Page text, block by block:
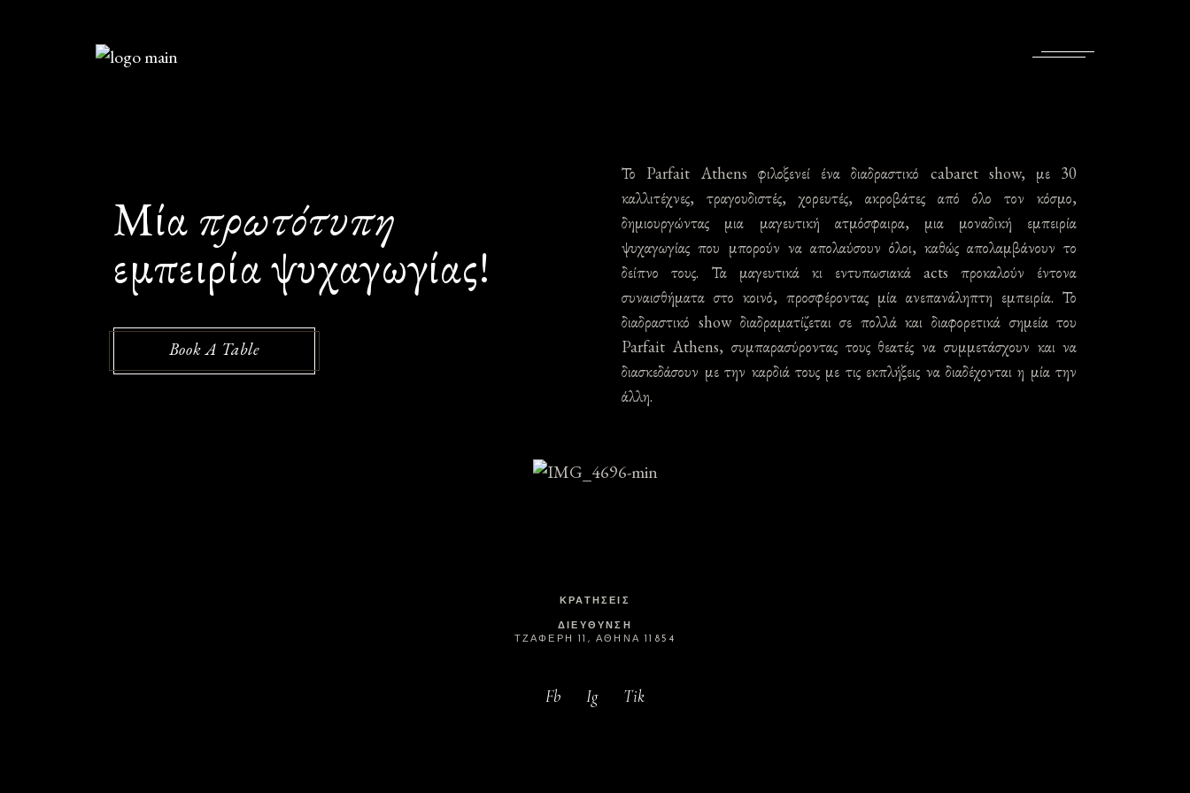
Μία πρωτότυπη
εμπειρία ψυχαγωγίας!
Book A Table
Το Parfait Athens φιλοξενεί ένα διαδραστικό cabaret show, με 30
καλλιτέχνες, τραγουδιστές, χορευτές, ακροβάτες από όλο τον κόσμο,
δημιουργώντας μια μαγευτική ατμόσφαιρα, μια μοναδική εμπειρία
ψυχαγωγίας που μπορούν να απολαύσουν όλοι, καθώς απολαμβάνουν το
δείπνο τους. Τα μαγευτικά κι εντυπωσιακά acts προκαλούν έντονα
συναισθήματα στο κοινό, προσφέροντας μία ανεπανάληπτη εμπειρία. Το
διαδραστικό show διαδραματίζεται σε πολλά και διαφορετικά σημεία του
Parfait Athens, συμπαρασύροντας τους θεατές να συμμετάσχουν και να
διασκεδάσουν με την καρδιά τους με τις εκπλήξεις να διαδέχονται η μία την
άλλη.
ΚΡΑΤΉΣΕΙΣ
ΔΙΕΎΘΥΝΣΗ
ΤΖΑΦΈΡΗ 11, ΑΘΉΝΑ 11854
Fb Ig Tik